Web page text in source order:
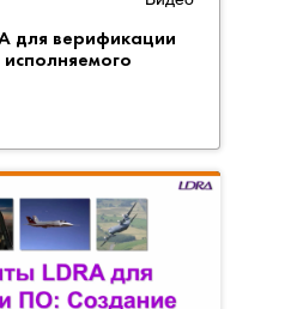
для верификации